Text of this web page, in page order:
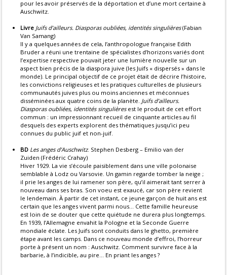
pour les avoir préservés de la déportation et d’une mort certaine à
Auschwitz.
Livre Juifs d’ailleurs. Diasporas oubliées, identités singulières(Fabian
Van Samang)
Il y a quelques années de cela, l’anthropologue française Edith
Bruder a réuni une trentaine de spécialistes d’horizons variés dont
l’expertise respective pouvait jeter une lumière nouvelle sur un
aspect bien précis de la diaspora juive (les Juifs « dispersés » dans le
monde). Le principal objectif de ce projet était de décrire l’histoire,
les convictions religieuses et les pratiques culturelles de plusieurs
communautés juives plus ou moins anciennes et méconnues
disséminées aux quatre coins de la planète. Juifs d’ailleurs.
Diasporas oubliées, identités singulièresest le produit de cet effort
commun : un impressionnant recueil de cinquante articles au fil
desquels des experts explorent des thématiques jusqu’ici peu
connues du public juif et non-juif.
BD Les anges d’Auschwitz. Stephen Desberg – Emilio van der
Zuiden (Frédéric Crahay)
Hiver 1929. La vie s’écoule paisiblement dans une ville polonaise
semblable à Lodz ou Varsovie. Un gamin regarde tomber la neige ;
il prie les anges de lui ramener son père, qu’il aimerait tant serrer à
nouveau dans ses bras. Son voeu est exaucé, car son père revient
le lendemain. À partir de cet instant, ce jeune garçon de huit ans est
certain que les anges vivent parmi nous… Cette famille heureuse
est loin de se douter que cette quiétude ne durera plus longtemps.
En 1939, l’Allemagne envahit la Pologne et la Seconde Guerre
mondiale éclate. Les Juifs sont conduits dans le ghetto, première
étape avant les camps. Dans ce nouveau monde d’effroi, l’horreur
porte à présent un nom : Auschwitz. Comment survivre face à la
barbarie, à l’indicible, au pire… En priant les anges ?